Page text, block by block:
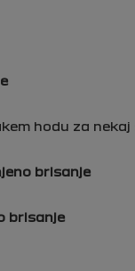
hodu za nekaj
brisanje
brisanje